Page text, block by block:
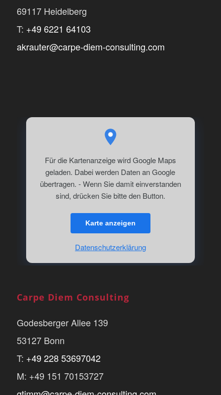
69117 Heidelberg
T: +49 6221 64103
akrauter@carpe-diem-consulting.com
Für die Kartenanzeige wird Google Maps
geladen. Dabei werden Daten an Google
übertragen. - Wenn Sie damit einverstanden
sind, drücken Sie bitte den Button.
Karte anzeigen
Datenschutzerklärung
Carpe Diem Consulting
Godesberger Allee 139
53127 Bonn
T: +49 228 53697042
M: +49 151 70153727